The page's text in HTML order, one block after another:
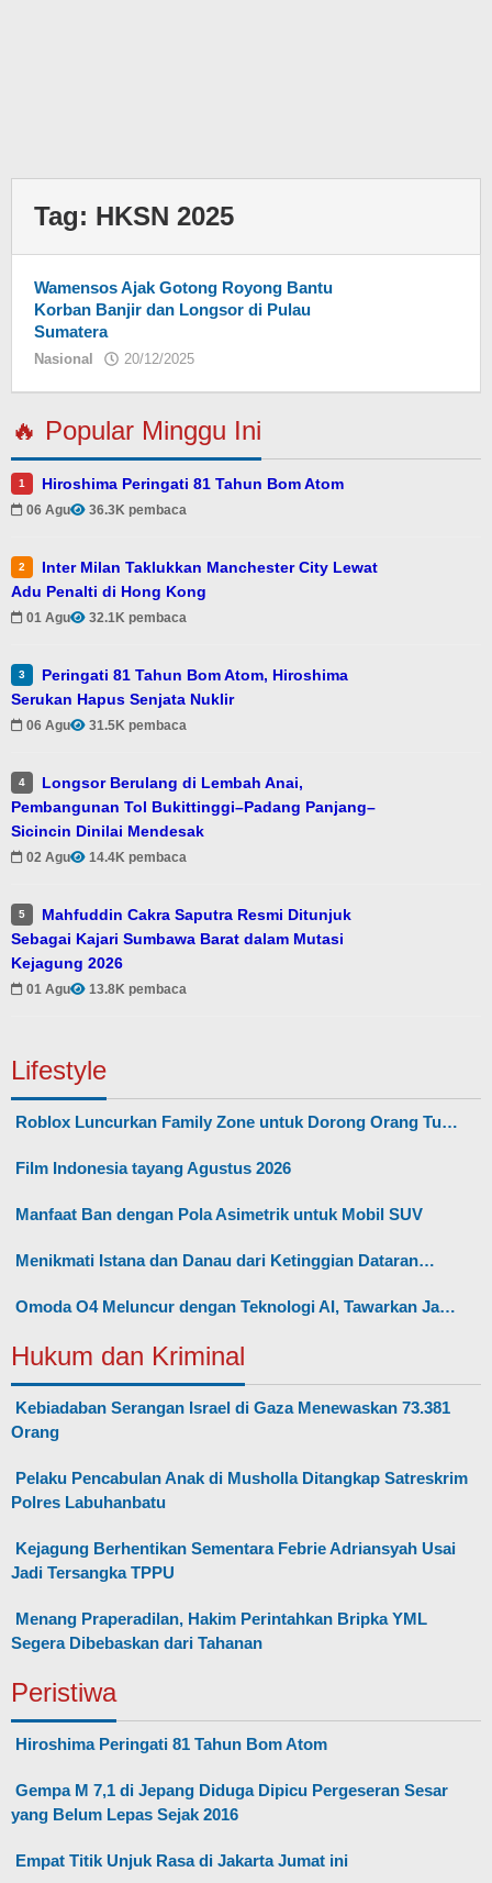
Tag: HKSN 2025
Wamensos Ajak Gotong Royong Bantu
Korban Banjir dan Longsor di Pulau
Sumatera
Nasional 20/12/2025
🔥 Popular Minggu Ini
1 Hiroshima Peringati 81 Tahun Bom Atom
06 Agu 36.3K pembaca
2
Inter Milan Taklukkan Manchester City Lewat
Adu Penalti di Hong Kong
01 Agu 32.1K pembaca
3
Peringati 81 Tahun Bom Atom, Hiroshima
Serukan Hapus Senjata Nuklir
06 Agu 31.5K pembaca
4
Longsor Berulang di Lembah Anai,
Pembangunan Tol Bukittinggi–Padang Panjang–
Sicincin Dinilai Mendesak
02 Agu 14.4K pembaca
5
Mahfuddin Cakra Saputra Resmi Ditunjuk
Sebagai Kajari Sumbawa Barat dalam Mutasi
Kejagung 2026
01 Agu 13.8K pembaca
Lifestyle
Roblox Luncurkan Family Zone untuk Dorong Orang Tu…
Film Indonesia tayang Agustus 2026
Manfaat Ban dengan Pola Asimetrik untuk Mobil SUV
Menikmati Istana dan Danau dari Ketinggian Dataran…
Omoda O4 Meluncur dengan Teknologi AI, Tawarkan Ja…
Hukum dan Kriminal
Kebiadaban Serangan Israel di Gaza Menewaskan 73.381
Orang
Pelaku Pencabulan Anak di Musholla Ditangkap Satreskrim
Polres Labuhanbatu
Kejagung Berhentikan Sementara Febrie Adriansyah Usai
Jadi Tersangka TPPU
Menang Praperadilan, Hakim Perintahkan Bripka YML
Segera Dibebaskan dari Tahanan
Peristiwa
Hiroshima Peringati 81 Tahun Bom Atom
Gempa M 7,1 di Jepang Diduga Dipicu Pergeseran Sesar
yang Belum Lepas Sejak 2016
Empat Titik Unjuk Rasa di Jakarta Jumat ini